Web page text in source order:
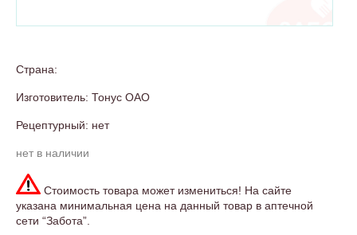
Страна:
Изготовитель: Тонус ОАО
Рецептурный: нет
нет в наличии
Стоимость товара может измениться! На сайте
указана минимальная цена на данный товар в аптечной
сети “Забота”.